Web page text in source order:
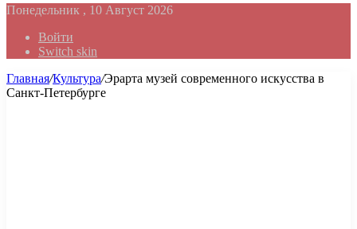
Понедельник , 10 Август 2026
Войти
Switch skin
Главная/Культура/Эрарта музей современного искусства в
Санкт-Петербурге